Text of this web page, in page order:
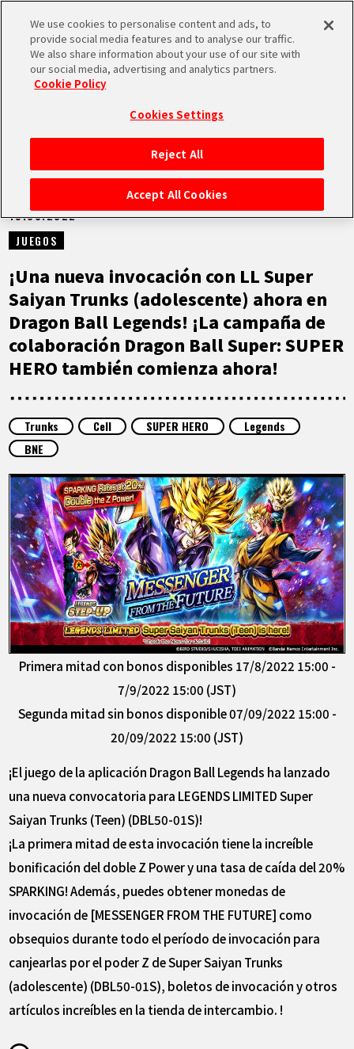
MEN
INICIO
NOTICIAS
LO MÁS DESTACADO
VÍDEOS
ARTÍCULOS
ACERCA DE
LANGUAGE
JP
EN FR DE ES
NOTICIAS
19.08.2022
JUEGOS
¡Una nueva invocación con LL Super
Saiyan Trunks (adolescente) ahora en
Dragon Ball Legends! ¡La campaña de
colaboración Dragon Ball Super: SUPER
HERO también comienza ahora!
Trunks Cell SUPER HERO
Legends
BNE
Primera mitad con bonos disponibles 17/8/2022 15:00 -
7/9/2022 15:00 (JST)
Segunda mitad sin bonos disponible 07/09/2022 15:00 -
20/09/2022 15:00 (JST)
¡El juego de la aplicación Dragon Ball Legends ha lanzado
una nueva convocatoria para LEGENDS LIMITED Super
Saiyan Trunks (Teen) (DBL50-01S)!
¡La primera mitad de esta invocación tiene la increíble
bonificación del doble Z Power y una tasa de caída del 20%
SPARKING! Además, puedes obtener monedas de
invocación de [MESSENGER FROM THE FUTURE] como
obsequios durante todo el período de invocación para
canjearlas por el poder Z de Super Saiyan Trunks
(adolescente) (DBL50-01S), boletos de invocación y otros
artículos increíbles en la tienda de intercambio. !
We use cookies to personalise content and ads, to
provide social media features and to analyse our traffic.
We also share information about your use of our site with
our social media, advertising and analytics partners.
Cookie Policy
Cookies Settings
Reject All
Accept All Cookies